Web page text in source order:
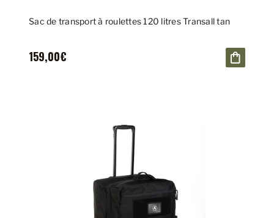
Sac de transport à roulettes 120 litres Transall tan
159,00€